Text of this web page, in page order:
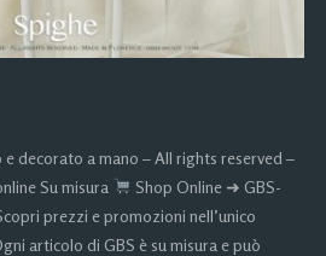
decorato a mano – All rights reserved –
Su misura
Shop Online ➜ GBS-
prezzi e promozioni nell’unico
articolo di GBS è su misura e può